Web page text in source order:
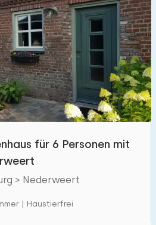
für 6 Personen mit
> Nederweert
| Haustierfrei